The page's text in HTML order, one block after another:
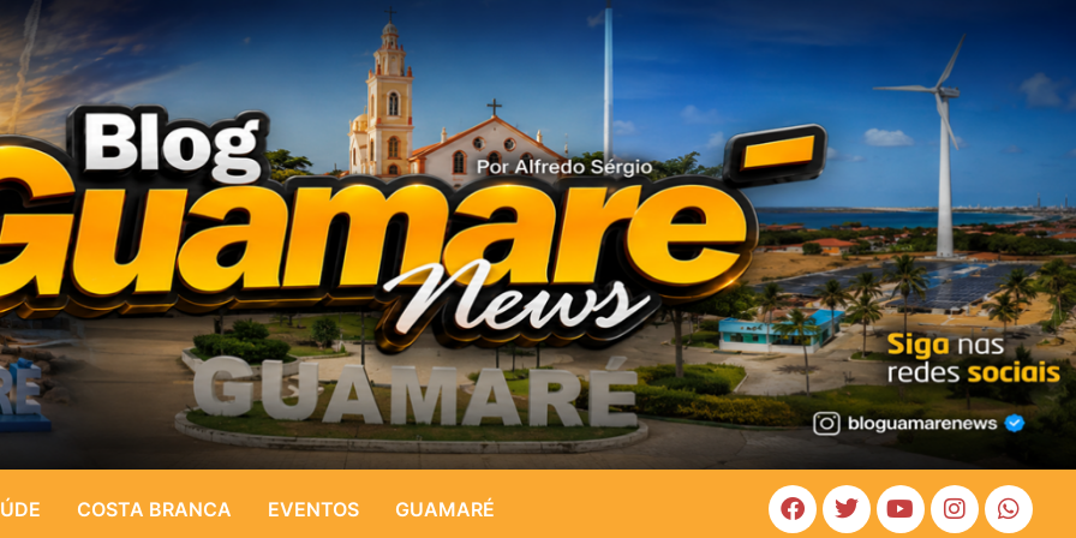
COSTA BRANCA EVENTOS GUAMARÉ